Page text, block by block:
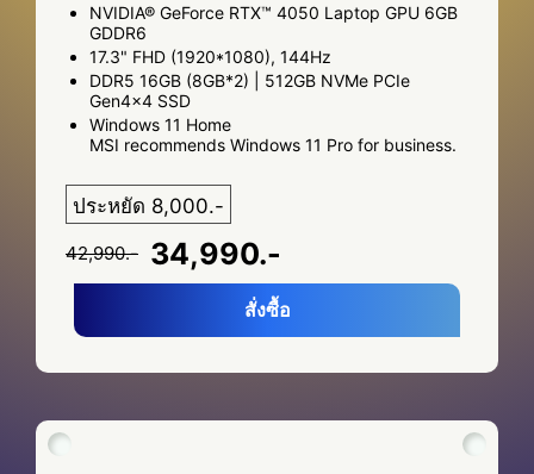
NVIDIA® GeForce RTX™ 4050 Laptop GPU 6GB
GDDR6
17.3" FHD (1920*1080), 144Hz
DDR5 16GB (8GB*2) | 512GB NVMe PCIe
Gen4x4 SSD
Windows 11 Home
MSI recommends Windows 11 Pro for business.
ประหยัด 8,000.-
42,990.- 34,990.-
สั่งซื้อ